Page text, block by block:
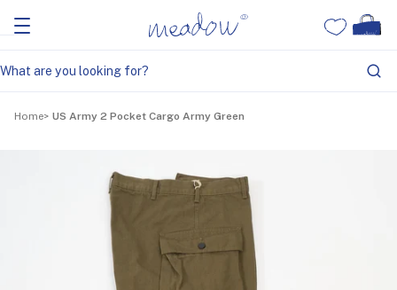
Home US Army 2 Pocket Cargo Army Green